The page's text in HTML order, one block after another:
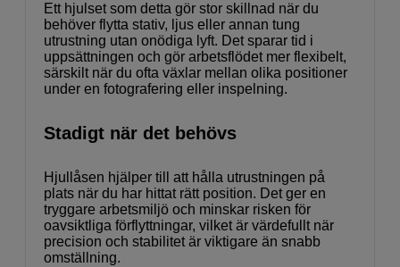
Ett hjulset som detta gör stor skillnad när du
behöver flytta stativ, ljus eller annan tung
utrustning utan onödiga lyft. Det sparar tid i
uppsättningen och gör arbetsflödet mer flexibelt,
särskilt när du ofta växlar mellan olika positioner
under en fotografering eller inspelning.
Stadigt när det behövs
Hjullåsen hjälper till att hålla utrustningen på
plats när du har hittat rätt position. Det ger en
tryggare arbetsmiljö och minskar risken för
oavsiktliga förflyttningar, vilket är värdefullt när
precision och stabilitet är viktigare än snabb
omställning.